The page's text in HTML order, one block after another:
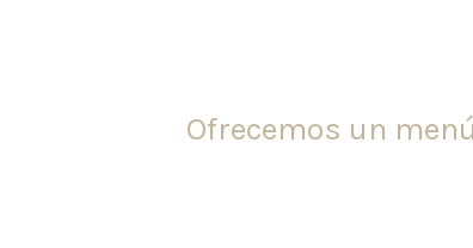
Ofrecemos un